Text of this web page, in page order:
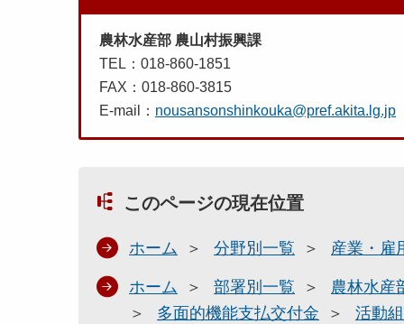
農林水産部 農山村振興課
TEL：018-860-1851
FAX：018-860-3815
E-mail： nousansonshinkouka@pref.akita.lg.jp
このページの現在位置
ホーム 分野別一覧 産業・雇
ホーム 部署別一覧
農林水産
多面的機能支払交付金
活動